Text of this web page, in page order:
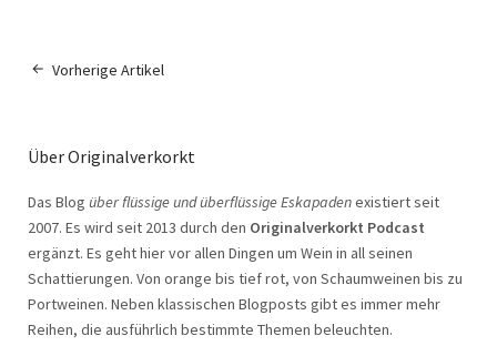
Vorherige Artikel
Über Originalverkorkt
Das Blog über flüssige und überflüssige Eskapadenexistiert seit
2007. Es wird seit 2013 durch den Originalverkorkt Podcast
ergänzt. Es geht hier vor allen Dingen um Wein in all seinen
Schattierungen. Von orange bis tief rot, von Schaumweinen bis zu
Portweinen. Neben klassischen Blogposts gibt es immer mehr
Reihen, die ausführlich bestimmte Themen beleuchten.